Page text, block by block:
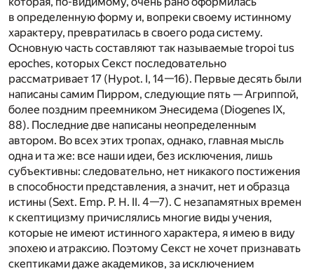
в определенную форму и, вопреки своему истинному
характеру, превратилась в своего рода систему.
Основную часть составляют так называемые tropoi tus
epoches, которых Секст последовательно
рассматривает 17 (Hypot. I, 14—16). Первые десять были
написаны самим Пирром, следующие пять — Агриппой,
более поздним преемником Энесидема (Diogenes IX,
88). Последние две написаны неопределенным
автором. Во всех этих тропах, однако, главная мысль
одна и та же: все наши идеи, без исключения, лишь
субъективны: следовательно, нет никакого постижения
в способности представления, а значит, нет и образца
истины (Sext. Emp. P. H. II. 4—7). С незапамятных времен
к скептицизму причислялись многие виды учения,
которые не имеют истинного характера, я имею в виду
эпохею и атраксию. Поэтому Секст не хочет признавать
скептиками даже академиков, за исключением